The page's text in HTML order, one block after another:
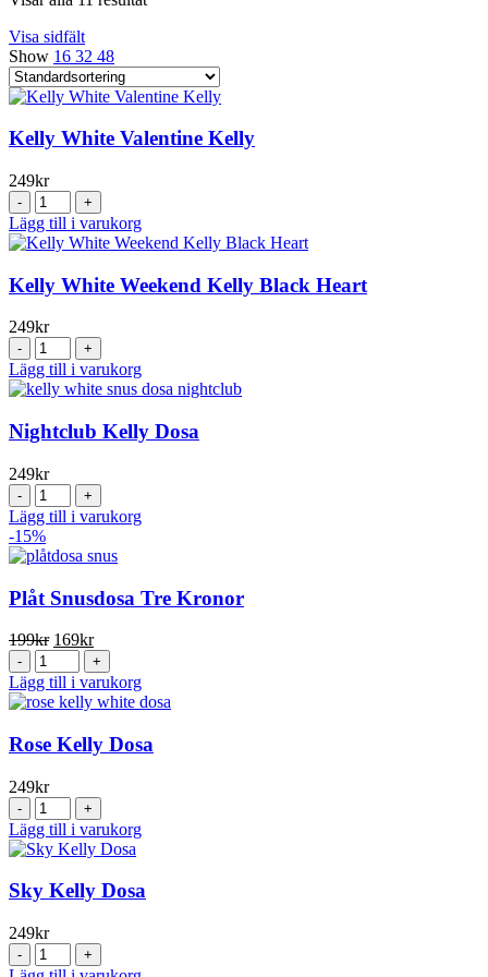
Visa sidfält
Show 16 32 48
Kelly White Valentine Kelly
249kr
Kelly
White
Valentine
Kelly
mängd
Lägg till i varukorg
Kelly White Weekend Kelly Black Heart
249kr
Kelly
White
Weekend
Kelly
Black
Heart
mängd
Lägg till i varukorg
Nightclub Kelly Dosa
249kr
Nightclub
Kelly
Dosa
mängd
Lägg till i varukorg
-15%
Plåt Snusdosa Tre Kronor
199kr Det
ursprungliga
priset
var:
199kr.
169krDet
nuvarande
priset
är:
Plåt
Snusdosa
Tre
mängd
Lägg till i varukorg
Rose Kelly Dosa
249kr
Rose
Kelly
Dosa
mängd
Lägg till i varukorg
Sky Kelly Dosa
249kr
Sky
Kelly